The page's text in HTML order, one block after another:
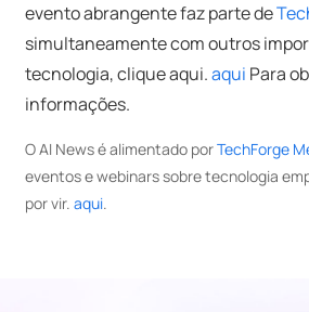
evento abrangente faz parte de
simultaneamente com outros
tecnologia, clique aqui.aqui Para
informações.
O AI News é alimentado porTechForge
eventos e webinars sobre tecnologia
por vir. aqui.